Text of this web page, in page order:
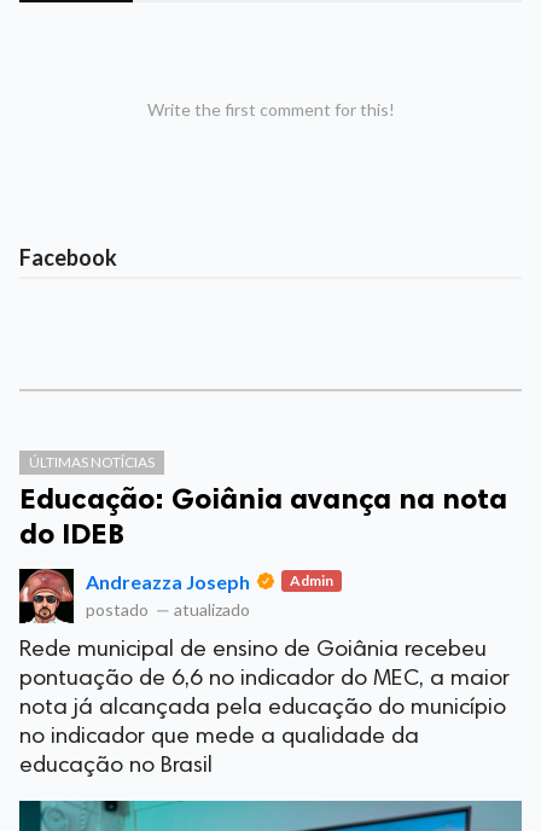
Write the first comment for this!
Facebook
ÚLTIMAS NOTÍCIAS
Educação: Goiânia avança na nota
do IDEB
Andreazza Joseph Admin
postado — atualizado
Rede municipal de ensino de Goiânia recebeu
pontuação de 6,6 no indicador do MEC, a maior
nota já alcançada pela educação do município
no indicador que mede a qualidade da
educação no Brasil